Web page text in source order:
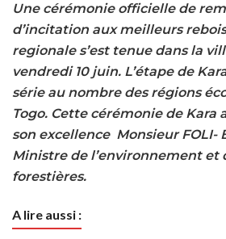
Une cérémonie officielle de
d’incitation aux meilleurs
regionale s’est tenue dans la
vendredi 10 juin. L’étape de
série au nombre des régions
Togo. Cette cérémonie de Kara
son excellence Monsieur FOLI-
Ministre de l’environnement et
forestières.
A lire aussi :